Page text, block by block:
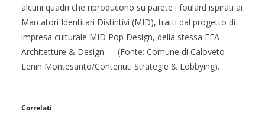
alcuni quadri che riproducono su parete i foulard ispirati ai
Marcatori Identitari Distintivi (MID), tratti dal progetto di
impresa culturale MID Pop Design, della stessa FFA –
Architetture & Design. – (Fonte: Comune di Caloveto –
Lenin Montesanto/Contenuti Strategie & Lobbying).
Correlati